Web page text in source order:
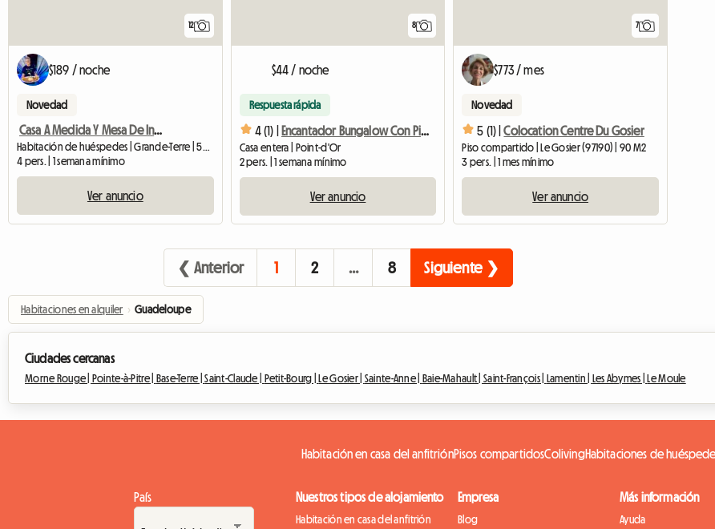
12
$189 / noche
Novedad
Casa A Medida Y Mesa De Invitados Para Vacacionistas O En Movimiento
Habitación de huéspedes | Grande-Terre | 50 M2
4 pers. | 1 semana mínimo
Ver anuncio
8
$44 / noche
Respuesta rápida
4 (1) | Encantador Bungalow Con Piscina
Casa entera | Point-d'Or
2 pers. | 1 semana mínimo
Ver anuncio
7
$773 / mes
Novedad
5 (1) | Colocation Centre Du Gosier
Piso compartido | Le Gosier (97190) | 90 M2
3 pers. | 1 mes mínimo
Ver anuncio
❮ Anterior 1 2 … 8 Siguiente ❯
Habitaciones en alquiler › Guadeloupe
Ciudades cercanas
Morne Rouge | Pointe-à-Pitre | Base-Terre |Saint-Claude | Petit-Bourg | Le Gosier | Sainte-Anne | Baie-Mahault | Saint-François | Lamentin | Les Abymes | Le Moule
Habitación en casa del anfitriónPisos compartidosColivingHabitaciones de
País Nuestros tipos de alojamiento
Habitación en casa del anfitrión
Empresa
Blog
Más información
Ayuda